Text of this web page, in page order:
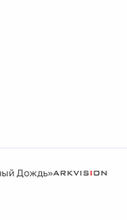
Дождь»